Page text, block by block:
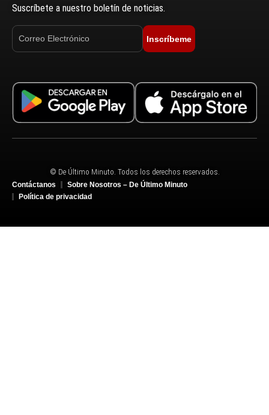
Suscríbete a nuestro boletín de noticias.
Inscríbeme
© De Último Minuto. Todos los derechos reservados.
Contáctanos
Sobre Nosotros – De Último Minuto
Política de privacidad